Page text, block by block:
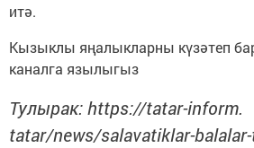
итә.
Кызыклы яңалыкларны күзәтеп
каналга язылыгыз
Тулырак: https://tatar-inform.
tatar/news/salavatiklar-